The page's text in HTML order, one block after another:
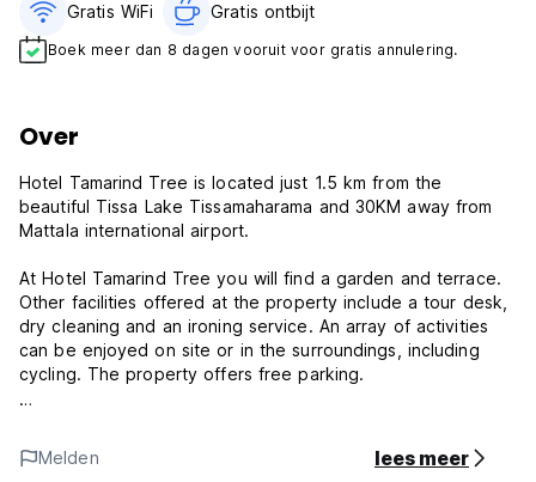
Gratis WiFi Gratis ontbijt‎
Boek meer dan 8 dagen vooruit voor gratis annulering.
Over
Hotel Tamarind Tree is located just 1.5 km from the
beautiful Tissa Lake Tissamaharama and 30KM away from
Mattala international airport.
At Hotel Tamarind Tree you will find a garden and terrace.
Other facilities offered at the property include a tour desk,
dry cleaning and an ironing service. An array of activities
can be enjoyed on site or in the surroundings, including
cycling. The property offers free parking.
***Property Policies***
Melden lees meer